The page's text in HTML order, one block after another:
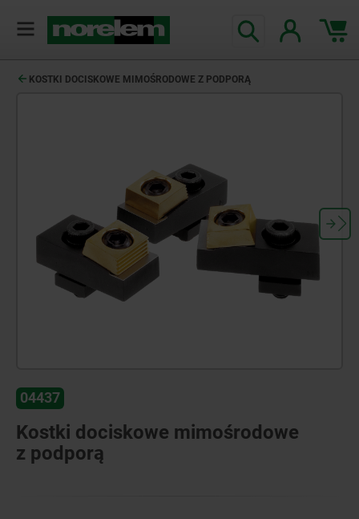
KOSTKI DOCISKOWE MIMOŚRODOWE Z PODPORĄ
04437
Kostki dociskowe mimośrodowe
z podporą